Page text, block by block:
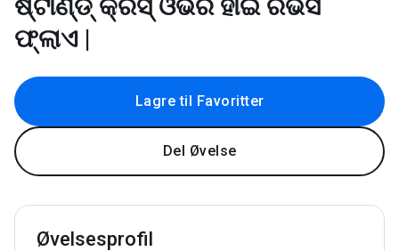
ଷ୍ଟାଣ୍ଡ୍ କ୍ରସ୍ ଓଭର ହାଇ ରିଭର୍ସ
ଫ୍ଲାଏ |
Lagre til Favoritter
Del Øvelse
Øvelsesprofil